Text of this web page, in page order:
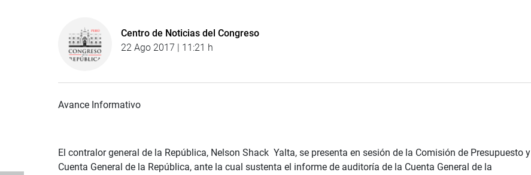
Centro de Noticias del Congreso
22 Ago 2017 | 11:21 h
Avance Informativo
El contralor general de la República, Nelson Shack Yalta, se presenta en sesión de la Comisión de Presupuesto y
Cuenta General de la República, ante la cual sustenta el informe de auditoría de la Cuenta General de la